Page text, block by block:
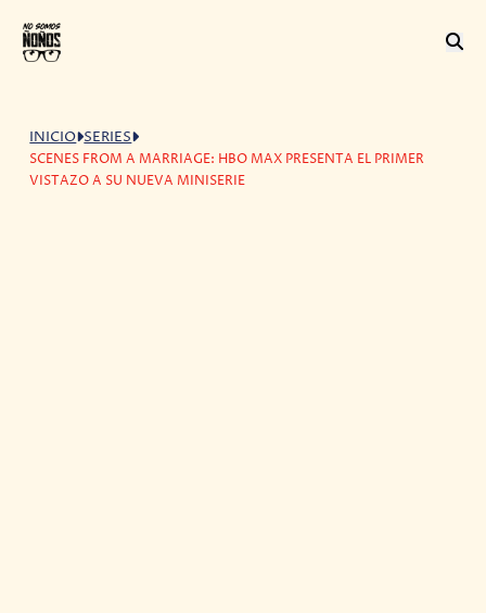
INICIO SERIES
SCENES FROM A MARRIAGE: HBO MAX PRESENTA EL PRIMER
VISTAZO A SU NUEVA MINISERIE